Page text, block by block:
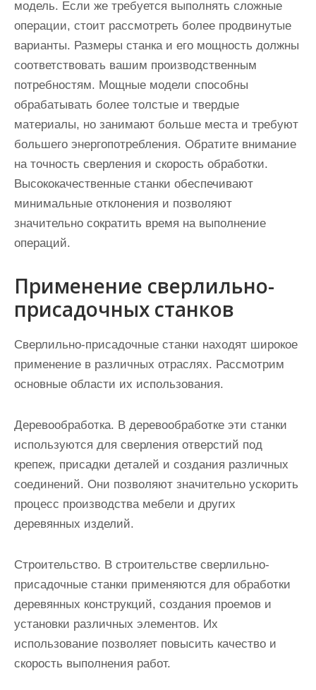
модель. Если же требуется выполнять сложные
операции, стоит рассмотреть более продвинутые
варианты. Размеры станка и его мощность должны
соответствовать вашим производственным
потребностям. Мощные модели способны
обрабатывать более толстые и твердые
материалы, но занимают больше места и требуют
большего энергопотребления. Обратите внимание
на точность сверления и скорость обработки.
Высококачественные станки обеспечивают
минимальные отклонения и позволяют
значительно сократить время на выполнение
операций.
Применение сверлильно-
присадочных станков
Сверлильно-присадочные станки находят широкое
применение в различных отраслях. Рассмотрим
основные области их использования.
Деревообработка. В деревообработке эти станки
используются для сверления отверстий под
крепеж, присадки деталей и создания различных
соединений. Они позволяют значительно ускорить
процесс производства мебели и других
деревянных изделий.
Строительство. В строительстве сверлильно-
присадочные станки применяются для обработки
деревянных конструкций, создания проемов и
установки различных элементов. Их
использование позволяет повысить качество и
скорость выполнения работ.